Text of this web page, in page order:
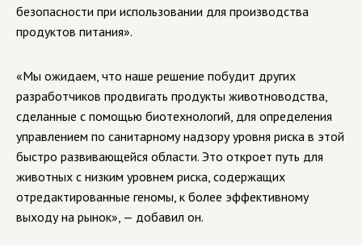
безопасности при использовании для производства
продуктов питания».
«Мы ожидаем, что наше решение побудит других
разработчиков продвигать продукты животноводства,
сделанные с помощью биотехнологий, для определения
управлением по санитарному надзору уровня риска в этой
быстро развивающейся области. Это откроет путь для
животных с низким уровнем риска, содержащих
отредактированные геномы, к более эффективному
выходу на рынок», — добавил он.